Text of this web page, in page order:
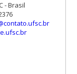
- Brasil